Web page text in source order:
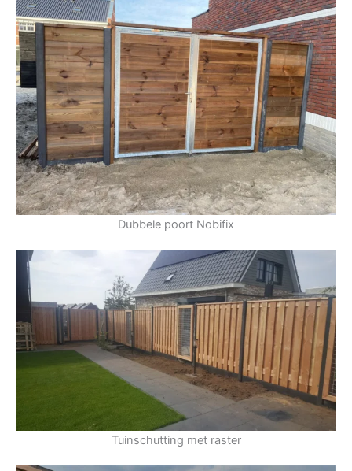
Dubbele poort Nobifix
Tuinschutting met raster